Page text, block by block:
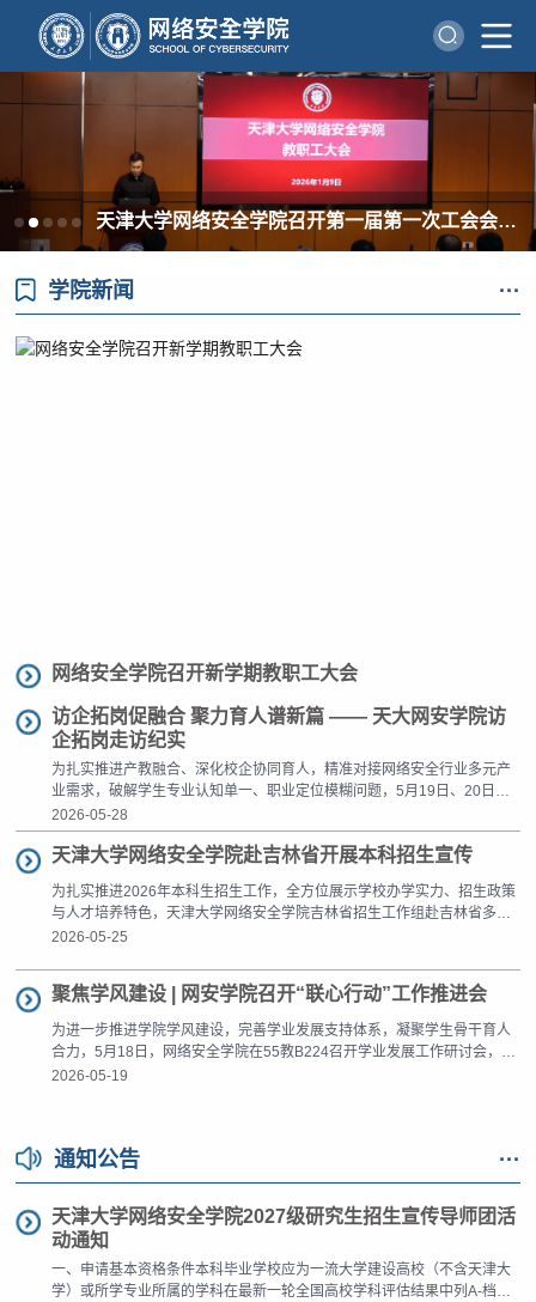
天津大学网络安全学院召开第一届第一次工会会员大会和教职工大会
学院新闻 ···
网络安全学院召开新学期教职工大会
访企拓岗促融合 聚力育人谱新篇 —— 天大网安学院访
企拓岗走访纪实
为扎实推进产教融合、深化校企协同育人，精准对接网络安全行业多元产
业需求，破解学生专业认知单一、职业定位模糊问题，5月19日、20日，
天津大学网络安全学院组织开展访企拓岗，由学院党委副书记、副院长赵
义带队，师生一行10人前往重庆马上消费金融股份有限公司、重庆长安望
江工业集团有限公司、四川成都中国电子科技集团公司第十研究所参观学
团，实地走访企业智能化总部园区，...
2026-05-28
天津大学网络安全学院赴吉林省开展本科招生宣传
为扎实推进2026年本科生招生工作，全方位展示学校办学实力、招生政策
与人才培养特色，天津大学网络安全学院吉林省招生工作组赴吉林省多所
重点中学开展招生宣传系列活动。 5月20日晚，招生工作组走进吉林大学
系、往年录取情况及2026年招生重点政策等核心内容进行全面解读，清晰
梳理报考要点与升学优势。...
2026-05-25
聚焦学风建设 | 网安学院召开“联心行动”工作推进会
为进一步推进学院学风建设，完善学业发展支持体系，凝聚学生骨干育人
合力，5月18日，网络安全学院在55教B224召开学业发展工作研讨会，明
确学院班子成员、教工党支部结对帮扶工作，督促学生党支部成员落实好
及“学业发展中心后续运行机制”...
2026-05-19
通知公告 ···
天津大学网络安全学院2027级研究生招生宣传导师团活
动通知
一、申请基本资格条件本科毕业学校应为一流大学建设高校（不含天津大
学）或所学专业所属的学科在最新一轮全国高校学科评估结果中列A-档及